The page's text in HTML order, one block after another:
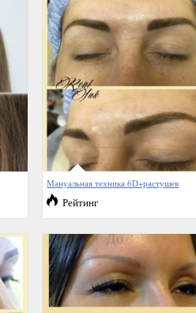
Мануальная техника 6D+растушев
Рейтинг